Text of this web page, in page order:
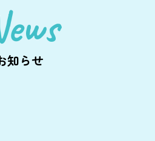
設
知らせ